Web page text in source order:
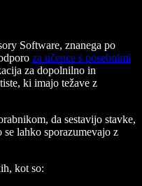
Software, znanega po
za učence s posebnimi
za dopolnilno in
ki imajo težave z
da sestavijo stavke,
lahko sporazumevajo z
kot so: